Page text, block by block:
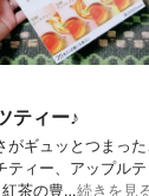
ティー♪
がギュッとつまっ
ティー、アップル
紅茶の豊…続きを見